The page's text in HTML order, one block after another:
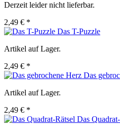
Derzeit leider nicht lieferbar.
2,49 € *
Das T-Puzzle
Artikel auf Lager.
2,49 € *
Das
Artikel auf Lager.
2,49 € *
Das